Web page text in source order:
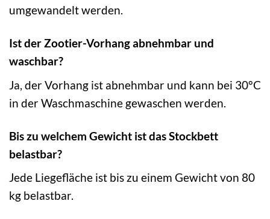
umgewandelt werden.
Ist der Zootier-Vorhang abnehmbar und
waschbar?
Ja, der Vorhang ist abnehmbar und kann bei 30°C
in der Waschmaschine gewaschen werden.
Bis zu welchem Gewicht ist das Stockbett
belastbar?
Jede Liegefläche ist bis zu einem Gewicht von 80
kg belastbar.